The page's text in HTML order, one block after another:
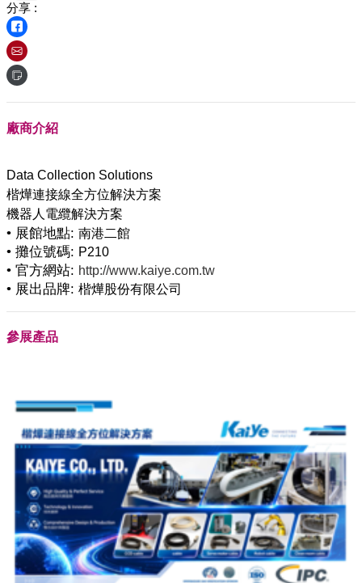
分享 :
廠商介紹
Data Collection Solutions
楷燁連接線全方位解決方案
• 展館地點: 南港二館
• 攤位號碼: P210
• 官方網站: http://www.kaiye.com.tw
• 展出品牌: 楷燁股份有限公司
參展產品